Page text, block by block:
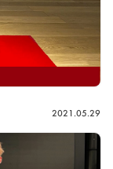
2021.05.29